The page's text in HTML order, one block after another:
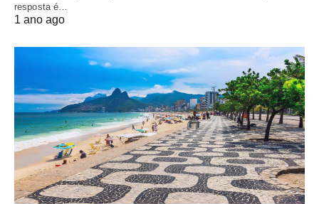
resposta é…
1 ano ago